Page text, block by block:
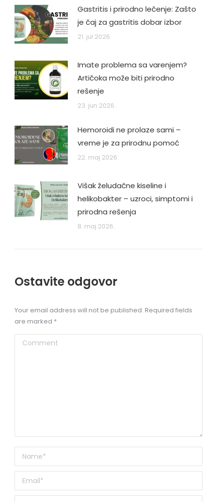
Gastritis i prirodno lečenje: Zašto
je čaj za gastritis dobar izbor
21. jul 2026.
Imate problema sa varenjem?
Artičoka može biti prirodno
rešenje
23. jun 2026.
Hemoroidi ne prolaze sami –
vreme je za prirodnu pomoć
22. maj 2026.
Višak želudačne kiseline i
helikobakter – uzroci, simptomi i
prirodna rešenja
8. maj 2026.
Ostavite odgovor
Your email address will not be published. Required fields
are marked *
Comment
Name *
Email *